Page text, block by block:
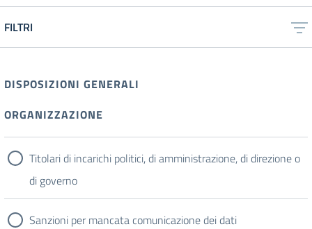
FILTRI
DISPOSIZIONI GENERALI
ORGANIZZAZIONE
Titolari di incarichi politici, di amministrazione, di direzione o
di governo
Sanzioni per mancata comunicazione dei dati